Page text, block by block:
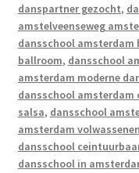
danspartner gezocht,
amstelveenseweg
dansschool amsterdam
ballroom, dansschool
amsterdam moderne
dansschool amsterdam
salsa, dansschool
amsterdam volwassenen
dansschool
dansschool in